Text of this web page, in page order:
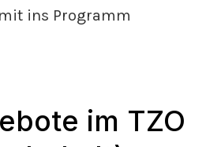
ins Programm
im TZO